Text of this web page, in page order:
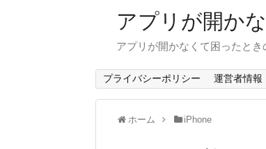
アプリが開か
アプリが開かなくて困ったとき
プライバシーポリシー 運営者情報
ホーム iPhone